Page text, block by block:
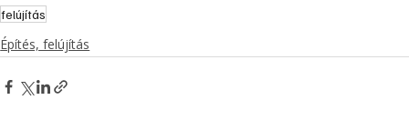
felújítás
Építés, felújítás